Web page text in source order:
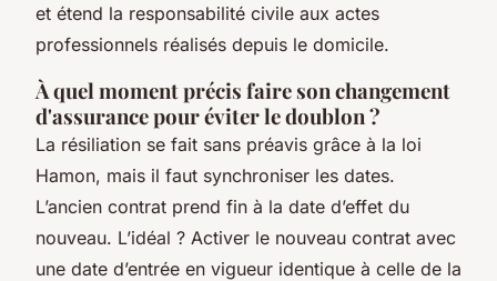
et étend la responsabilité civile aux actes
professionnels réalisés depuis le domicile.
À quel moment précis faire son changement
d'assurance pour éviter le doublon ?
La résiliation se fait sans préavis grâce à la loi
Hamon, mais il faut synchroniser les dates.
L’ancien contrat prend fin à la date d’effet du
nouveau. L’idéal ? Activer le nouveau contrat avec
une date d’entrée en vigueur identique à celle de la